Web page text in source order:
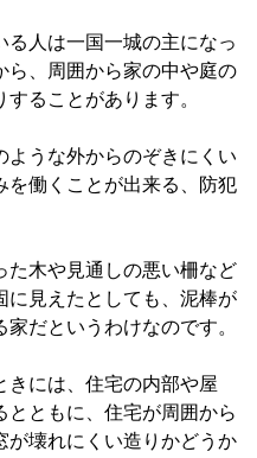
る人は一国一城の主になっ
ら、周囲から家の中や庭の
ることがあります。
ような外からのぞきにくい
を働くことが出来る、防犯
た木や見通しの悪い柵など
に見えたとしても、泥棒が
だというわけなのです。
きには、住宅の内部や屋
ともに、住宅が周囲から
が壊れにくい造りかどうか